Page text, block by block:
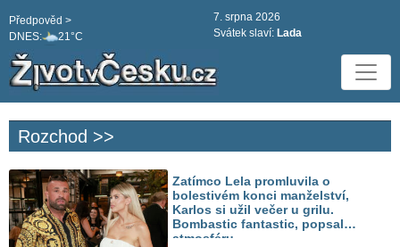
DNES: 21°C
Předpověd >
7. srpna 2026
Svátek slaví: Lada
Rozchod >>
Zatímco Lela promluvila o
bolestivém konci manželství,
Karlos si užil večer u grilu.
Bombastic fantastic, popsal
atmosféru